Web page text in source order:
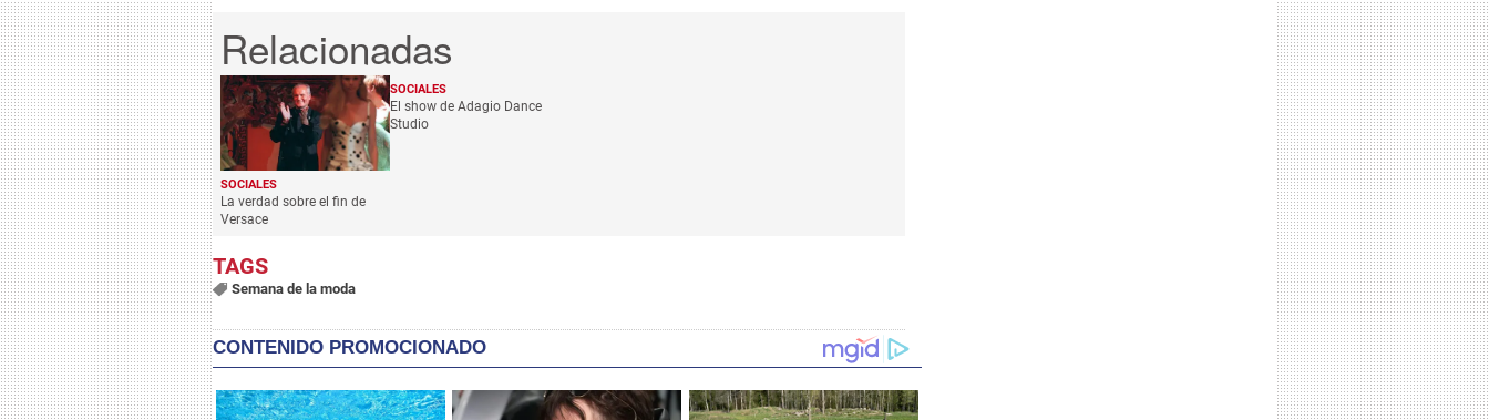
SOCIALES
La verdad sobre el fin de
Versace
SOCIALES
El show de Adagio Dance
Studio
Semana de la moda
CONTENIDO PROMOCIONADO